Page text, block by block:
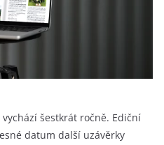
šestkrát ročně. Ediční
datum další uzávěrky